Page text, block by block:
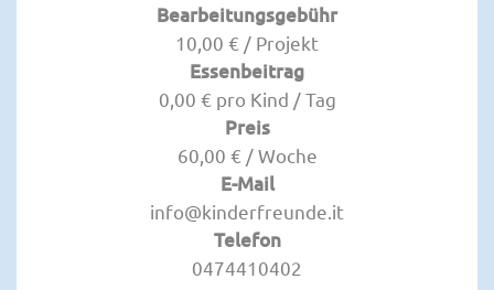
Bearbeitungsgebühr
10,00 € / Projekt
Essenbeitrag
0,00 € pro Kind / Tag
Preis
60,00 € / Woche
E-Mail
info@kinderfreunde.it
Telefon
0474410402